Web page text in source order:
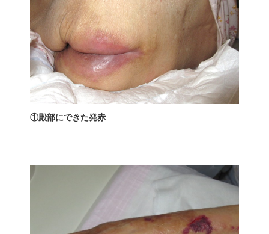
①殿部にできた発赤